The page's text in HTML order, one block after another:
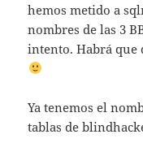
hemos metido a
nombres de las 3
intento. Habrá que
Ya tenemos el
tablas de